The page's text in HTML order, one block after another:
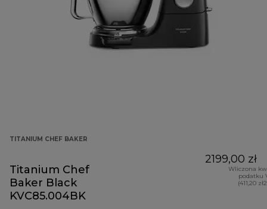
TITANIUM CHEF BAKER
Titanium Chef
Baker Black
KVC85.004BK
2199,00 zł
Wliczona
podatku
(411,20